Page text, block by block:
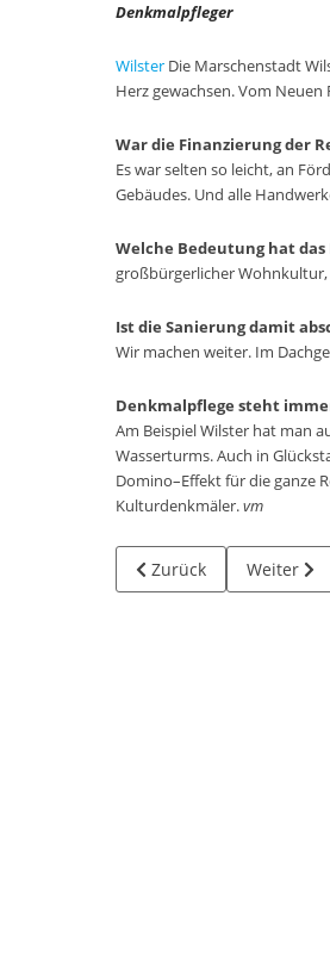
Denkmalpfleger
Wilster Die Marschenstadt
Herz gewachsen. Vom
War die Finanzierung der
Es war selten so leicht, an
Gebäudes. Und alle
Welche Bedeutung hat das
großbürgerlicher
Ist die Sanierung damit
Wir machen weiter. Im
Denkmalpflege steht
Am Beispiel Wilster hat man
Wasserturms. Auch in
Domino–Effekt für die ganze
Kulturdenkmäler.vm
Vorheriger Beitrag:
Zurück Nächster
Weiter